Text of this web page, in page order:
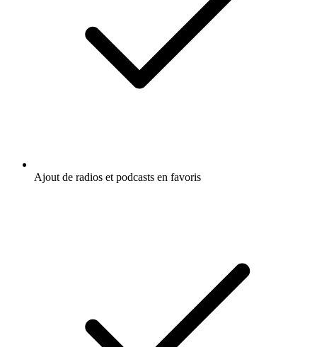
Ajout de radios et podcasts en favoris